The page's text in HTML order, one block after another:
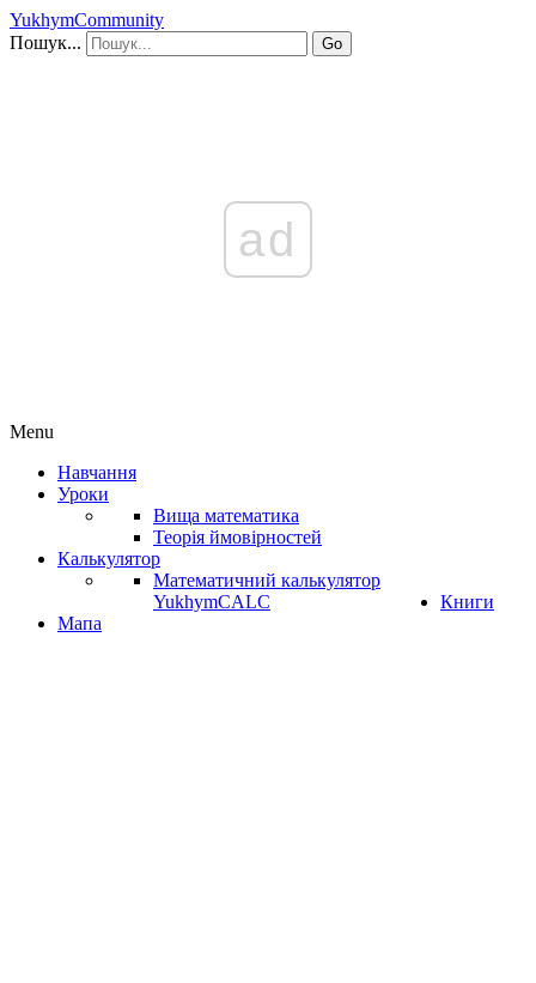
YukhymCommunity
Пошук...
Go
ad
Menu
Навчання
Уроки
Вища математика
Теорія ймовірностей
Калькулятор
Математичний калькулятор
YukhymCALC
Книги
Мапа